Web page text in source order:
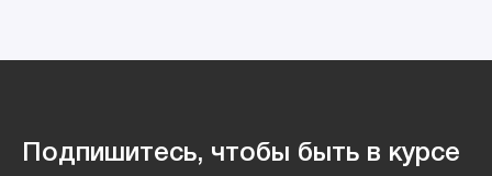
Подпишитесь, чтобы быть в курсе